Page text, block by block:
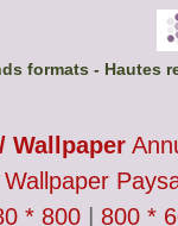
formats -
Wallpaper
Wallpaper
* 800 | 800 *